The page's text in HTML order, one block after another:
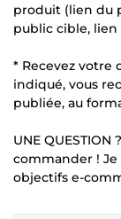
produit (lien du
public cible, lien
* Recevez votre
indiqué, vous
publiée, au
UNE
commander ! Je
objectifs e-